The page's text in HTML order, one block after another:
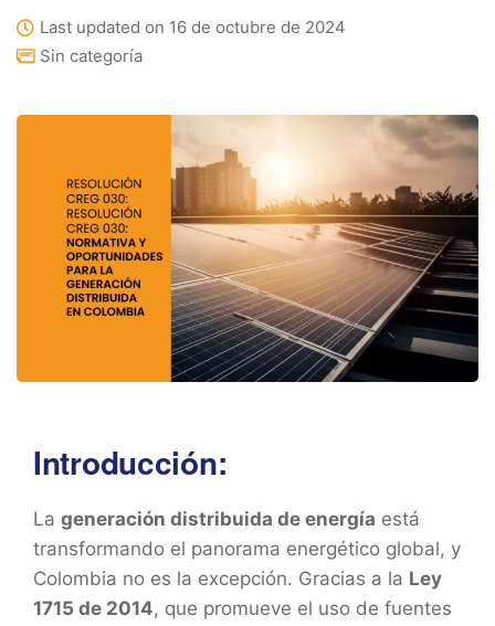
Last updated on 16 de octubre de 2024
Sin categoría
Introducción:
La generación distribuida de energía está
transformando el panorama energético global, y
Colombia no es la excepción. Gracias a la Ley
1715 de 2014, que promueve el uso de fuentes